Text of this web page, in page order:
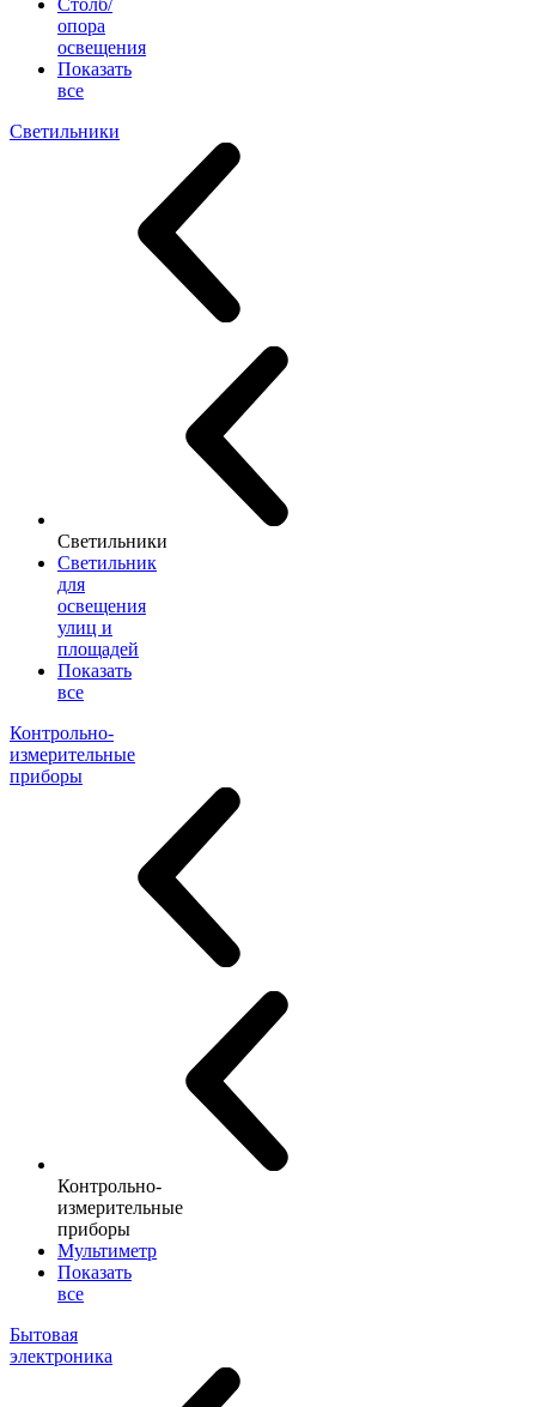
Столб/
опора
освещения
Показать
все
Светильники
Светильники
Светильник
для
освещения
улиц и
площадей
Показать
все
Контрольно-
измерительные
приборы
Контрольно-
измерительные
приборы
Мультиметр
Показать
все
Бытовая
электроника